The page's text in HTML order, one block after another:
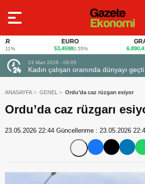
EURO
53,45980,55%
GRAM
6.890,41
uçtu
23 Mart 2026 - 07:12
Firmalar gıda fuarlarını bu
ANASAYFA GENEL Ordu’da caz rüzgarı esiyor
Ordu’da caz rüzgarı
23.05.2026 22:44 Güncellenme : 23.05.2026